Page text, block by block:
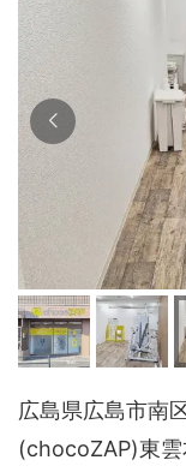
広島県広島市南
(chocoZAP)東